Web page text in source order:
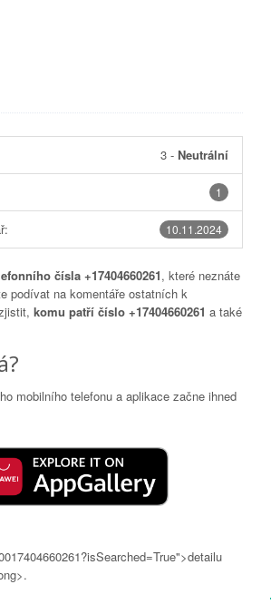
3- Neutrální
1
10.11.2024
čísla +17404660261, které neznáte
podívat na komentáře ostatních k
komu patří číslo +17404660261 a také
mobilního telefonu a aplikace začne ihned